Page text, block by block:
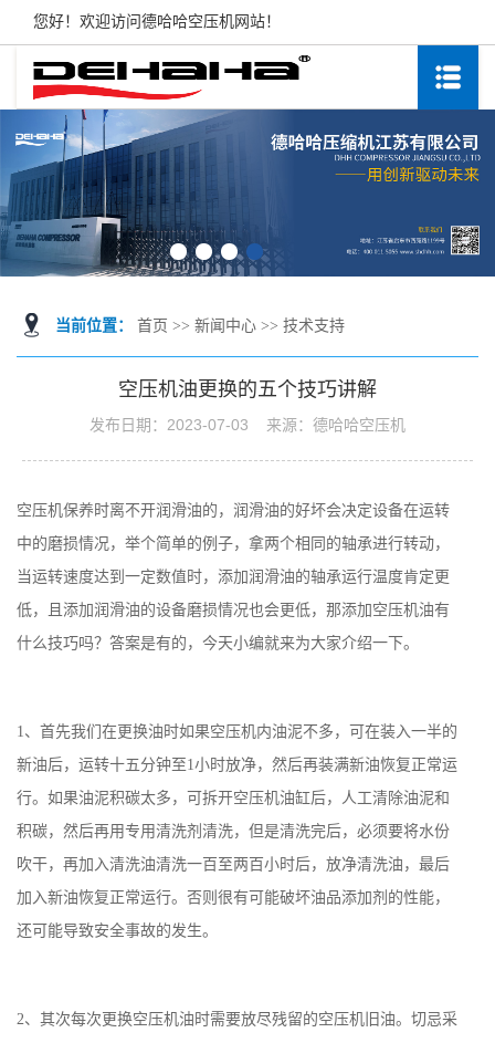
您好！欢迎访问德哈哈空压机网站！
当前位置： 首页 >> 新闻中心 >> 技术支持
空压机油更换的五个技巧讲解
发布日期： 2023-07-03 来源： 德哈哈空压机
空压机保养时离不开润滑油的，润滑油的好坏会决定设备在运转
中的磨损情况，举个简单的例子，拿两个相同的轴承进行转动，
当运转速度达到一定数值时，添加润滑油的轴承运行温度肯定更
低，且添加润滑油的设备磨损情况也会更低，那添加空压机油有
什么技巧吗？答案是有的，今天小编就来为大家介绍一下。
1、首先我们在更换油时如果空压机内油泥不多，可在装入一半的
新油后，运转十五分钟至1小时放净，然后再装满新油恢复正常运
行。如果油泥积碳太多，可拆开空压机油缸后，人工清除油泥和
积碳，然后再用专用清洗剂清洗，但是清洗完后，必须要将水份
吹干，再加入清洗油清洗一百至两百小时后，放净清洗油，最后
加入新油恢复正常运行。否则很有可能破坏油品添加剂的性能，
还可能导致安全事故的发生。
2、其次每次更换空压机油时需要放尽残留的空压机旧油。切忌采